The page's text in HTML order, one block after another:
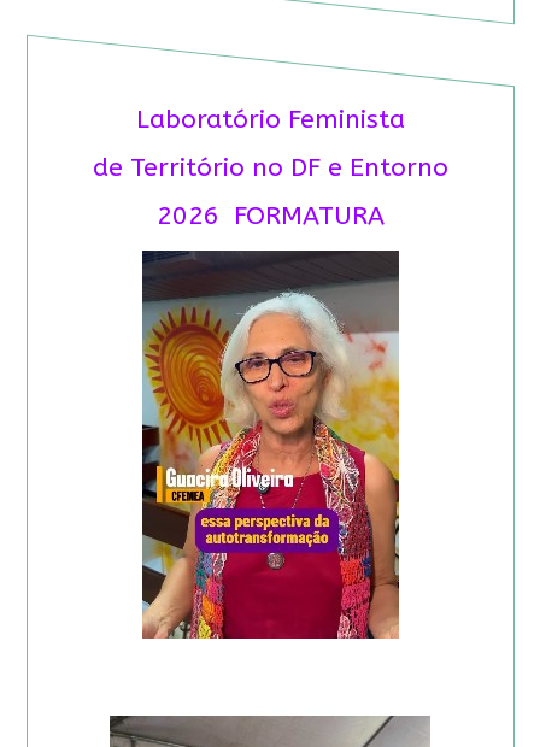
Laboratório Feminista
de Território no DF e Entorno
2026 FORMATURA